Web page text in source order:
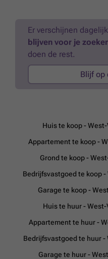
Er verschijnen
blijven voor je
doen de rest.
Blijf op
Huis te koop -
Appartement te koop -
Grond te koop -
Bedrijfsvastgoed te koop
Garage te koop -
Huis te huur -
Appartement te huur -
Bedrijfsvastgoed te huur
Garage te huur -